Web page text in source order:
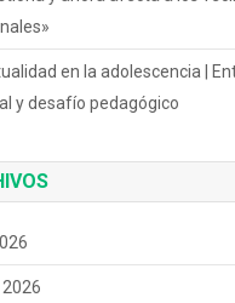
en la adolescencia |
y desafío pedagógico